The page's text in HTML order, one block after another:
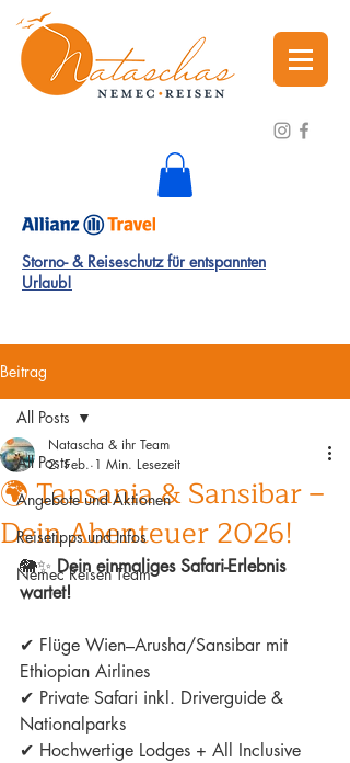
Storno- & Reiseschutz für entspannten
Urlaub!
Beitrag
All Posts
Angebote und Aktionen
Reisetipps und Infos
Nemec Reisen Team
All Posts
🌍 Tansania & Sansibar –
Dein Abenteuer 2026!
Natascha & ihr Team
2. Feb. 1 Min. Lesezeit
🐘✨ Dein einmaliges Safari-Erlebnis
wartet!
✔ Flüge Wien–Arusha/Sansibar mit
Ethiopian Airlines
✔ Private Safari inkl. Driverguide &
Nationalparks
✔ Hochwertige Lodges + All Inclusive